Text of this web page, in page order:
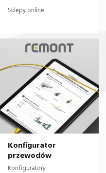
Sklepy online
Konfigurator
przewodów
Konfiguratory